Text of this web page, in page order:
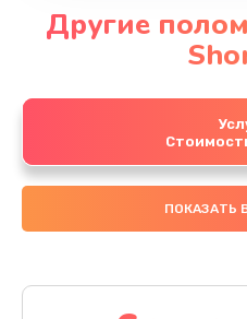
Другие
ПОКАЗАТЬ